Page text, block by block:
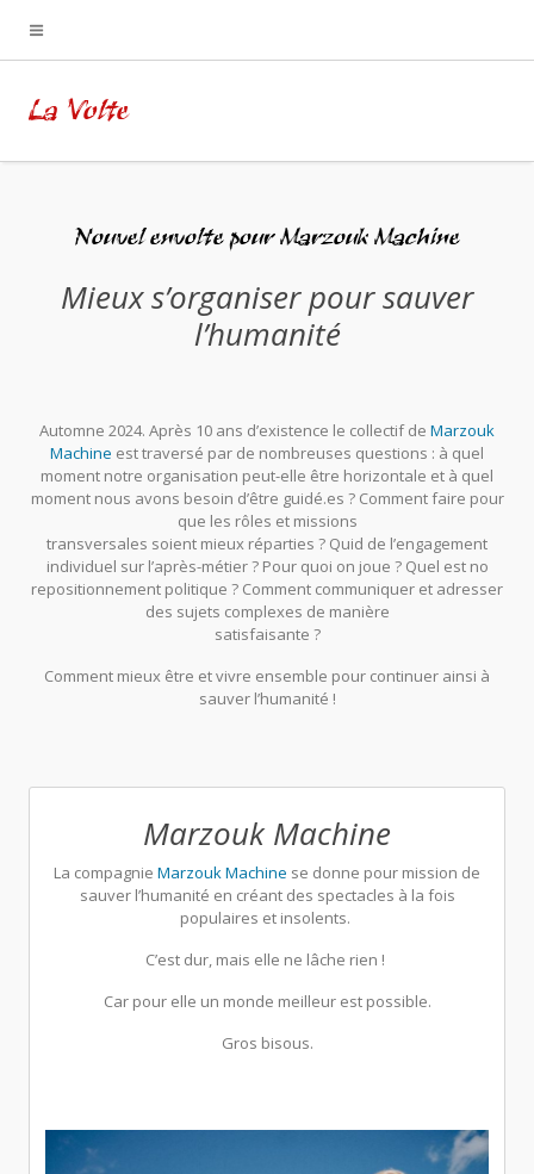
La Volte
Nouvel envolte pour Marzouk Machine
Mieux s’organiser pour sauver
l’humanité
Automne 2024. Après 10 ans d’existence le collectif de Marzouk
Machine est traversé par de nombreuses questions : à quel
moment notre organisation peut-elle être horizontale et à quel
moment nous avons besoin d’être guidé.es ? Comment faire pour
que les rôles et missions
transversales soient mieux réparties ? Quid de l’engagement
individuel sur l’après-métier ? Pour quoi on joue ? Quel est no
repositionnement politique ? Comment communiquer et adresser
des sujets complexes de manière
satisfaisante ?
Comment mieux être et vivre ensemble pour continuer ainsi à
sauver l’humanité !
Marzouk Machine
La compagnie Marzouk Machine se donne pour mission de
sauver l’humanité en créant des spectacles à la fois
populaires et insolents.
C’est dur, mais elle ne lâche rien !
Car pour elle un monde meilleur est possible.
Gros bisous.